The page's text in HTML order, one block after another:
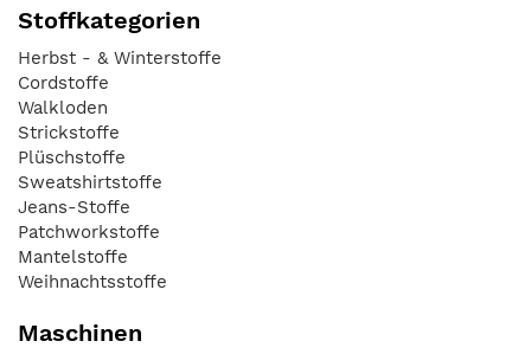
Stoffkategorien
Herbst - & Winterstoffe
Cordstoffe
Walkloden
Strickstoffe
Plüschstoffe
Sweatshirtstoffe
Jeans-Stoffe
Patchworkstoffe
Mantelstoffe
Weihnachtsstoffe
Maschinen